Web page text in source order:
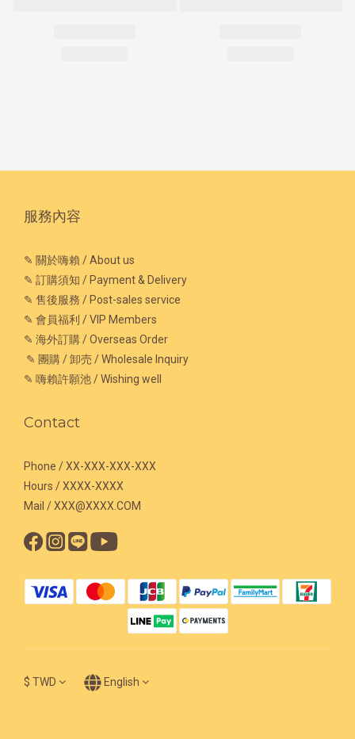
服務內容
✎ 關於嗨賴 / About us
✎ 訂購須知 / Payment & Delivery
✎ 售後服務 / Post-sales service
✎ 會員福利 / VIP Members
✎ 海外訂購 / Overseas Order
✎ 團購 / 卸売 / Wholesale Inquiry
✎ 嗨賴許願池 / Wishing well
Contact
Phone / XX-XXX-XXX-XXX
Hours / XXXX-XXXX
Mail / XXX@XXXX.COM
$ TWD English